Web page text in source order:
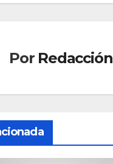
Por Redacción